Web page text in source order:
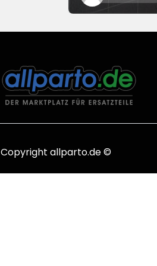
Copyright allparto.de ©